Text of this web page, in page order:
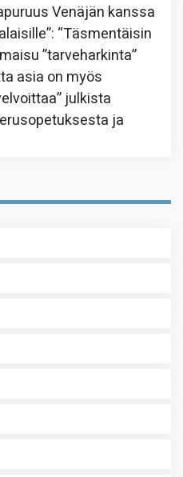
Venäjän kanssa
: “Täsmentäisin
”tarveharkinta”
asia on myös
julkista
ja